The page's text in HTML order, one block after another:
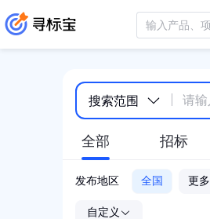
搜索范围
全部 招标
发布地区 全国 更多
自定义